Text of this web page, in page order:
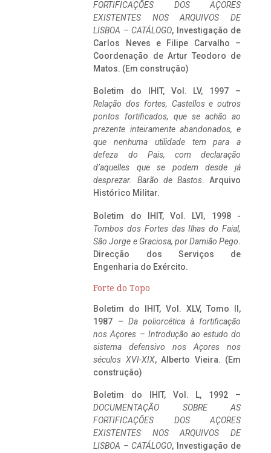
FORTIFICAÇÕES DOS AÇORES
EXISTENTES NOS ARQUIVOS DE
LISBOA – CATÁLOGO, Investigação de
Carlos Neves e Filipe Carvalho –
Coordenação de Artur Teodoro de
Matos. (Em construção)
Boletim do IHIT, Vol. LV, 1997 –
Relação dos fortes, Castellos e outros
pontos fortificados, que se achão ao
prezente inteiramente abandonados, e
que nenhuma utilidade tem para a
defeza do Pais, com declaração
d’aquelles que se podem desde já
desprezar. Barão de Bastos. Arquivo
Histórico Militar.
Boletim do IHIT, Vol. LVI, 1998 -
Tombos dos Fortes das Ilhas do Faial,
São Jorge e Graciosa, por Damião Pego.
Direcção dos Serviços de
Engenharia do Exército.
Forte do Topo
Boletim do IHIT, Vol. XLV, Tomo II,
1987 – Da poliorcética à fortificação
nos Açores – Introdução ao estudo do
sistema defensivo nos Açores nos
séculos XVI-XIX, Alberto Vieira. (Em
construção)
Boletim do IHIT, Vol. L, 1992 –
DOCUMENTAÇÃO SOBRE AS
FORTIFICAÇÕES DOS AÇORES
EXISTENTES NOS ARQUIVOS DE
LISBOA – CATÁLOGO, Investigação de